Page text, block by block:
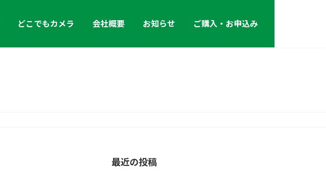
どこでもカメラ 会社概要 お知らせ ご購入・お申込み
最近の投稿